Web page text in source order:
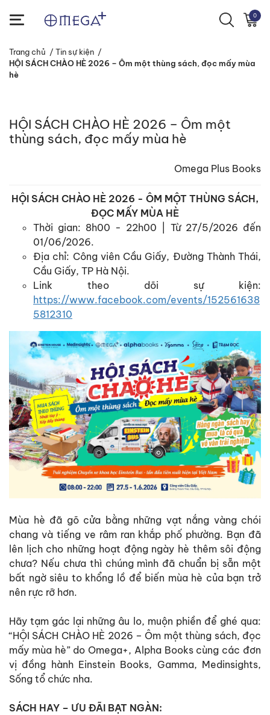
0
Trang chủ / Tin sự kiện /
HỘI SÁCH CHÀO HÈ 2026 – Ôm một thùng sách, đọc mấy mùa
hè
HỘI SÁCH CHÀO HÈ 2026 – Ôm một
thùng sách, đọc mấy mùa hè
Omega Plus Books
HỘI SÁCH CHÀO HÈ 2026 - ÔM MỘT THÙNG SÁCH,
ĐỌC MẤY MÙA HÈ
Thời gian: 8h00 - 22h00 | Từ 27/5/2026 đến
01/06/2026.
Địa chỉ: Công viên Cầu Giấy, Đường Thành Thái,
Cầu Giấy, TP Hà Nội.
Link theo dõi sự kiện:
https://www.facebook.com/events/152561638
5812310
Mùa hè đã gõ cửa bằng những vạt nắng vàng chói
chang và tiếng ve râm ran khắp phố phường. Bạn đã
lên lịch cho những hoạt động ngày hè thêm sôi động
chưa? Nếu chưa thì chúng mình đã chuẩn bị sẵn một
bất ngờ siêu to khổng lồ để biến mùa hè của bạn trở
nên rực rỡ hơn.
Hãy tạm gác lại những âu lo, muộn phiền để ghé qua:
“HỘI SÁCH CHÀO HÈ 2026 – Ôm một thùng sách, đọc
mấy mùa hè” do Omega+, Alpha Books cùng các đơn
vị đồng hành Einstein Books, Gamma, Medinsights,
Sống tổ chức nha.
SÁCH HAY – ƯU ĐÃI BẠT NGÀN: